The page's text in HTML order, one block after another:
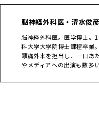
脳神経外科医・清水俊
脳神経外科医。医学博士。
科大学大学院博士課程卒業
頭痛外来を担当し、一日あ
やメディアへの出演も数多い